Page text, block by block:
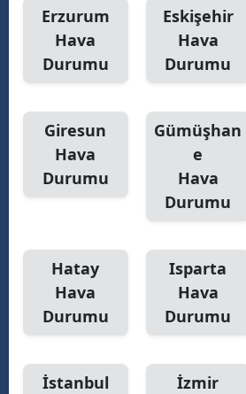
Erzurum
Hava
Durumu
Eskişehir
Hava
Durumu
Giresun
Hava
Durumu
Gümüşhan
e
Hava
Durumu
Hatay
Hava
Durumu
Isparta
Hava
Durumu
İstanbul
İzmir